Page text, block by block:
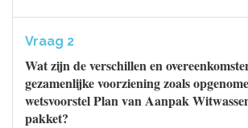
Vraag 2
Wat zijn de verschillen en
gezamenlijke voorziening zoals
wetsvoorstel Plan van Aanpak
pakket?